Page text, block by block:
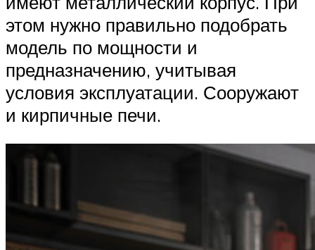
этом нужно правильно подобрать
модель по мощности и
предназначению, учитывая
условия эксплуатации. Сооружают
и кирпичные печи.